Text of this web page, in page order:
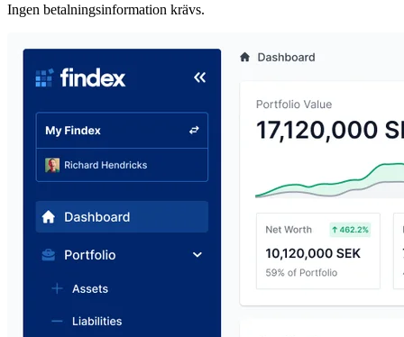
Ingen betalningsinformation krävs.